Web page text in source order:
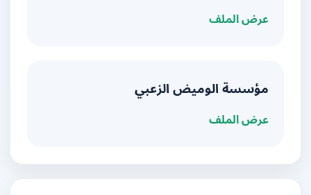
عرض الملف
مؤسسة الوميض الزعبي
عرض الملف